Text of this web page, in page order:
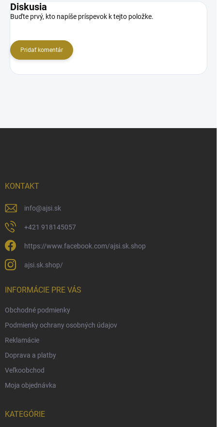
Diskusia
Buďte prvý, kto napíše príspevok k tejto položke.
Pridať komentár
KONTAKT
info@ajsi.sk
+421 918145057
https://www.facebook.com/ajsi.sk.shop
ajsi.sk.shop/
INFORMÁCIE PRE VÁS
Obchodné podmienky
Podmienky ochrany osobných údajov
Reklamácie
Doprava a platby
Veľkoobchod
Moja objednávka
KATEGÓRIE